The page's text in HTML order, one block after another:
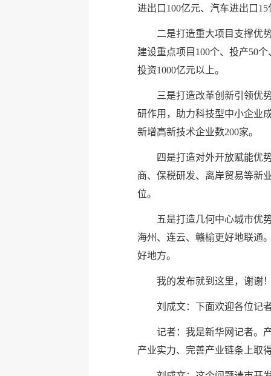
进出口100亿元、汽车进出口
二是打造重大项目支撑优
建设重点项目100个、投产50
投资1000亿元以上。
三是打造改革创新引领优
研作用，助力科技型中小企业
新增高新技术企业数200家。
四是打造对外开放赋能优
商、保税研发、离岸贸易等新
位。
五是打造几何中心城市优
海州、连云、赣榆更好地联通
好地方。
我的发布就到这里，谢谢
刘成文：下面欢迎各位记
记者：我是新华网记者。
产业实力、完善产业链条上取